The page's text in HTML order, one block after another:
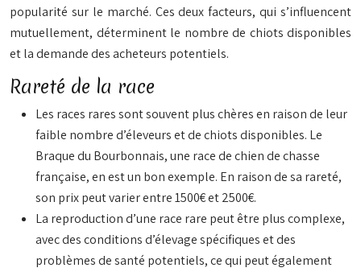
popularité sur le marché. Ces deux facteurs, qui s’influencent
mutuellement, déterminent le nombre de chiots disponibles
et la demande des acheteurs potentiels.
Rareté de la race
Les races rares sont souvent plus chères en raison de leur
faible nombre d’éleveurs et de chiots disponibles. Le
Braque du Bourbonnais, une race de chien de chasse
française, en est un bon exemple. En raison de sa rareté,
son prix peut varier entre 1500€ et 2500€.
La reproduction d’une race rare peut être plus complexe,
avec des conditions d’élevage spécifiques et des
problèmes de santé potentiels, ce qui peut également